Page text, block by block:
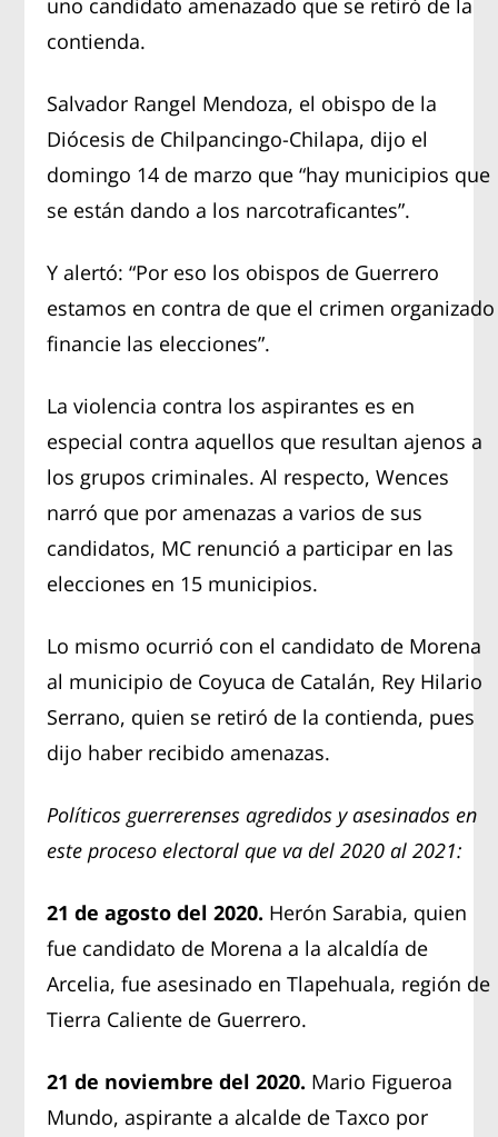
contienda.
Salvador Rangel Mendoza, el obispo de la
Diócesis de Chilpancingo-Chilapa, dijo el
domingo 14 de marzo que “hay municipios que
se están dando a los narcotraficantes”.
Y alertó: “Por eso los obispos de Guerrero
estamos en contra de que el crimen organizado
financie las elecciones”.
La violencia contra los aspirantes es en
especial contra aquellos que resultan ajenos a
los grupos criminales. Al respecto, Wences
narró que por amenazas a varios de sus
candidatos, MC renunció a participar en las
elecciones en 15 municipios.
Lo mismo ocurrió con el candidato de Morena
al municipio de Coyuca de Catalán, Rey Hilario
Serrano, quien se retiró de la contienda, pues
dijo haber recibido amenazas.
Políticos guerrerenses agredidos y asesinados en
este proceso electoral que va del 2020 al 2021:
21 de agosto del 2020. Herón Sarabia, quien
fue candidato de Morena a la alcaldía de
Arcelia, fue asesinado en Tlapehuala, región de
Tierra Caliente de Guerrero.
21 de noviembre del 2020. Mario Figueroa
Mundo, aspirante a alcalde de Taxco por